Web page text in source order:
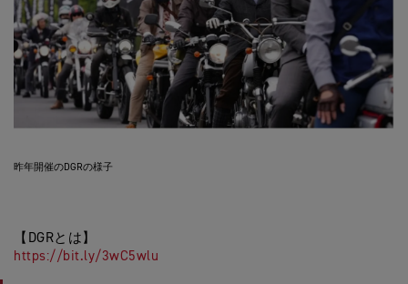
昨年開催のDGRの様子
【DGRとは】
https://bit.ly/3wC5wlu